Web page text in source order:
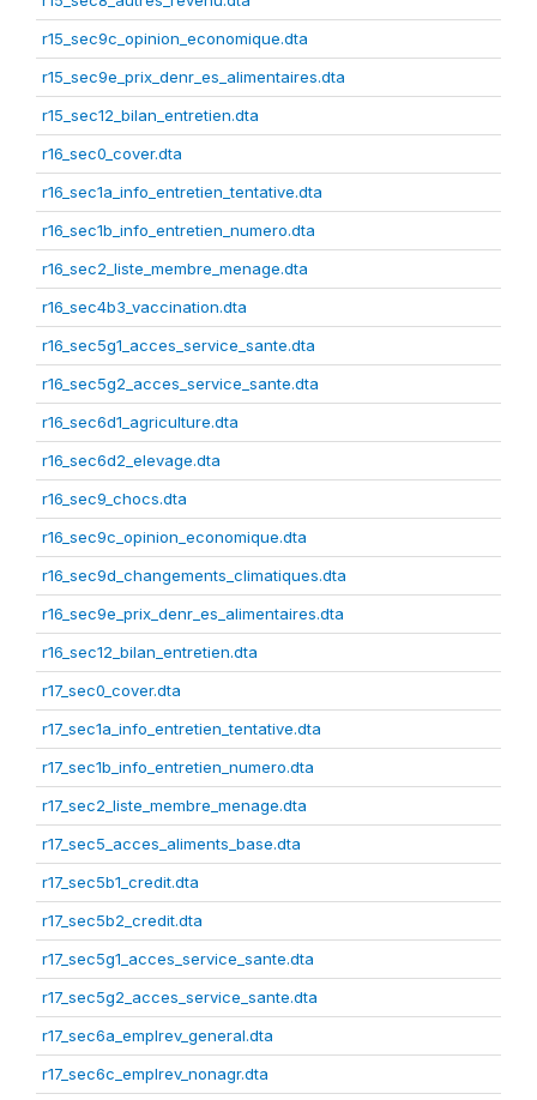
r15_sec9c_opinion_economique.dta
r15_sec9e_prix_denr_es_alimentaires.dta
r15_sec12_bilan_entretien.dta
r16_sec0_cover.dta
r16_sec1a_info_entretien_tentative.dta
r16_sec1b_info_entretien_numero.dta
r16_sec2_liste_membre_menage.dta
r16_sec4b3_vaccination.dta
r16_sec5g1_acces_service_sante.dta
r16_sec5g2_acces_service_sante.dta
r16_sec6d1_agriculture.dta
r16_sec6d2_elevage.dta
r16_sec9_chocs.dta
r16_sec9c_opinion_economique.dta
r16_sec9d_changements_climatiques.dta
r16_sec9e_prix_denr_es_alimentaires.dta
r16_sec12_bilan_entretien.dta
r17_sec0_cover.dta
r17_sec1a_info_entretien_tentative.dta
r17_sec1b_info_entretien_numero.dta
r17_sec2_liste_membre_menage.dta
r17_sec5_acces_aliments_base.dta
r17_sec5b1_credit.dta
r17_sec5b2_credit.dta
r17_sec5g1_acces_service_sante.dta
r17_sec5g2_acces_service_sante.dta
r17_sec6a_emplrev_general.dta
r17_sec6c_emplrev_nonagr.dta